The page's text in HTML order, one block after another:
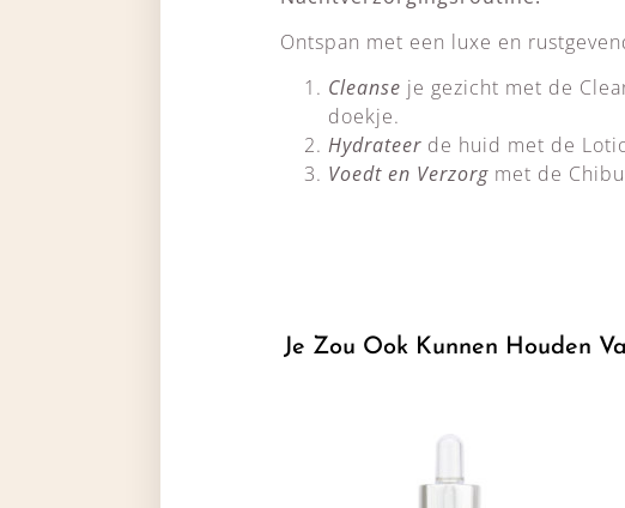
Ontspan met een luxe en
Cleanse je gezicht met de
doekje.
Hydrateer de huid met de
Voedt en Verzorg met de
Je Zou Ook Kunnen Houden